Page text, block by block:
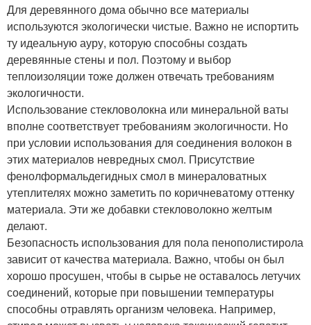
Для деревянного дома обычно все материалы
используются экологически чистые. Важно не испортить
ту идеальную ауру, которую способны создать
деревянные стены и пол. Поэтому и выбор
теплоизоляции тоже должен отвечать требованиям
экологичности.
Использование стекловолокна или минеральной ваты
вполне соответствует требованиям экологичности. Но
при условии использования для соединения волокон в
этих материалов невредных смол. Присутствие
фенолформальдегидных смол в минераловатных
утеплителях можно заметить по коричневатому оттенку
материала. Эти же добавки стекловолокно желтым
делают.
Безопасность использования для пола пенополистирола
зависит от качества материала. Важно, чтобы он был
хорошо просушен, чтобы в сырье не оставалось летучих
соединений, которые при повышении температуры
способны отравлять организм человека. Например,